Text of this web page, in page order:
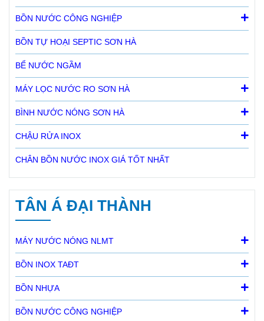
BỒN NƯỚC CÔNG NGHIỆP
BỒN TỰ HOẠI SEPTIC SƠN HÀ
BỂ NƯỚC NGẦM
MÁY LỌC NƯỚC RO SƠN HÀ
BÌNH NƯỚC NÓNG SƠN HÀ
CHẬU RỬA INOX
CHÂN BỒN NƯỚC INOX GIÁ TỐT NHẤT
TÂN Á ĐẠI THÀNH
MÁY NƯỚC NÓNG NLMT
BỒN INOX TAĐT
BỒN NHỰA
BỒN NƯỚC CÔNG NGHIỆP